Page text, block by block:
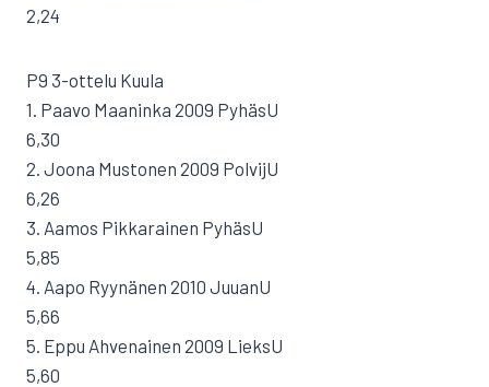
2,24
P9 3-ottelu Kuula
1. Paavo Maaninka 2009 PyhäsU
6,30
2. Joona Mustonen 2009 PolvijU
6,26
3. Aamos Pikkarainen PyhäsU
5,85
4. Aapo Ryynänen 2010 JuuanU
5,66
5. Eppu Ahvenainen 2009 LieksU
5,60